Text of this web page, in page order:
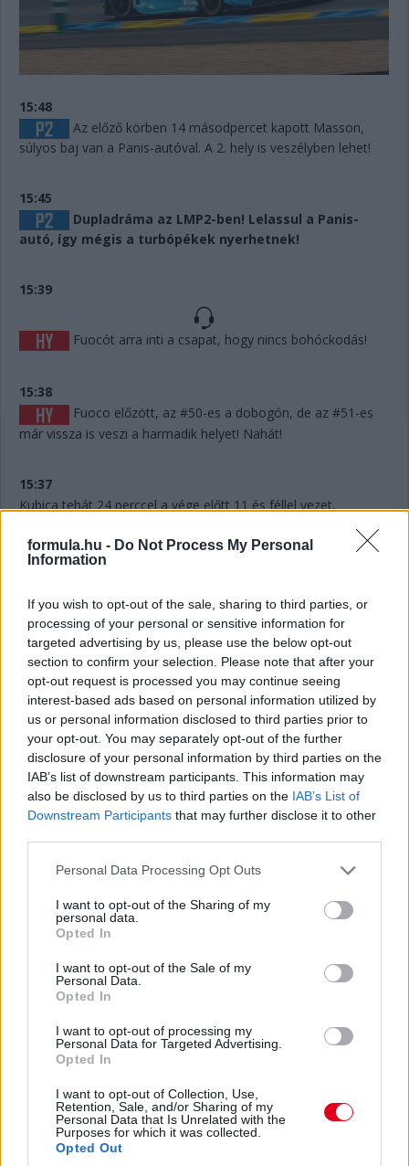
formula.hu - Do Not Process My Personal
Information
If you wish to opt-out of the sale, sharing to third parties, or
processing of your personal or sensitive information for
targeted advertising by us, please use the below opt-out
section to confirm your selection. Please note that after your
opt-out request is processed you may continue seeing
interest-based ads based on personal information utilized by
us or personal information disclosed to third parties prior to
your opt-out. You may separately opt-out of the further
disclosure of your personal information by third parties on the
IAB’s list of downstream participants. This information may
also be disclosed by us to third parties on the IAB’s List of
Downstream Participants that may further disclose it to other
Please note that this website/app uses one or more Google
not limited to your visit or usage behaviour. You may click to
grant or deny consent to Google and its third-party tags to
use your data for below specified purposes in below Google
consent section.
Personal Data Processing Opt Outs
I want to opt-out of the Sharing of my
personal data.
Opted In
I want to opt-out of the Sale of my
Personal Data.
Opted In
I want to opt-out of processing my
Personal Data for Targeted Advertising.
Opted In
I want to opt-out of Collection, Use,
Retention, Sale, and/or Sharing of my
Personal Data that Is Unrelated with the
Purposes for which it was collected.
Opted Out
15:48
Az előző körben 14 másodpercet kapott Masson,
súlyos baj van a Panis-autóval. A 2. hely is veszélyben lehet!
15:45
Dupladráma az LMP2-ben! Lelassul a Panis-
autó, így mégis a turbópékek nyerhetnek!
15:39
Fuocót arra inti a csapat, hogy nincs bohóckodás!
15:38
Fuoco előzött, az #50-es a dobogón, de az #51-es
már vissza is veszi a harmadik helyet! Nahát!
15:37
Kubica tehát 24 perccel a vége előtt 11 és féllel vezet,
És hat autó körön belül.
Hát ennyire drága volt Fuoco hibája! Az #51-es bejött
az #50-es elé az utolsó kiállás után.
15:34
Giovinazzi jön az utolsó kiállásra. Esélytelen lett volna
ennyit, 25-26 percet megspórolni.
15:30
A visszajátszáson látszik, hogy Fuoco hibázott, és ez
akár pozícióba is kerülhet, hiszen mintegy 6-7 másodpercet
Giovinazzi 42-vel vezet Kubica előtt, és jöhet majd
egy rövid utolsó kiállásra mindjárt.
vezet Estre előtt, aki újabb kilenccel a most sokat bukó Fuoco
Itt a dráma! A turbópékek kapnak egy áthajtásos
büntetést, és ezzel valószínűleg bukják a győzelmet! Yelloly